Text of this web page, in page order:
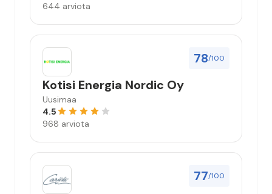
644 arviota
78/100
Kotisi Energia Nordic Oy
Uusimaa
4.5
968 arviota
77/100